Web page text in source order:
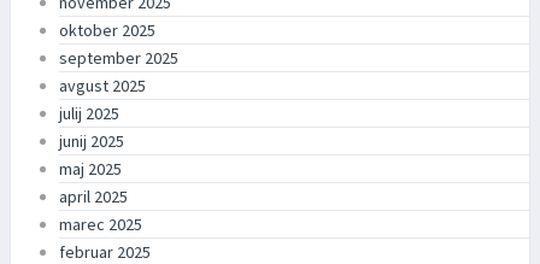
oktober 2025
september 2025
avgust 2025
julij 2025
junij 2025
maj 2025
april 2025
marec 2025
februar 2025